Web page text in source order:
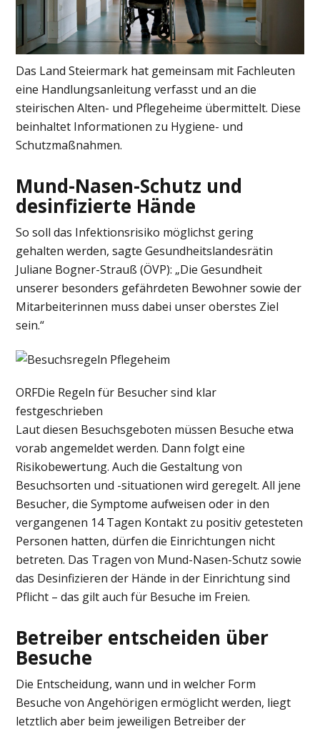
Das Land Steiermark hat gemeinsam mit Fachleuten
eine Handlungsanleitung verfasst und an die
steirischen Alten- und Pflegeheime übermittelt. Diese
beinhaltet Informationen zu Hygiene- und
Schutzmaßnahmen.
Mund-Nasen-Schutz und
desinfizierte Hände
So soll das Infektionsrisiko möglichst gering
gehalten werden, sagte Gesundheitslandesrätin
Juliane Bogner-Strauß (ÖVP): „Die Gesundheit
unserer besonders gefährdeten Bewohner sowie der
Mitarbeiterinnen muss dabei unser oberstes Ziel
sein.“
ORFDie Regeln für Besucher sind klar
festgeschrieben
Laut diesen Besuchsgeboten müssen Besuche etwa
vorab angemeldet werden. Dann folgt eine
Risikobewertung. Auch die Gestaltung von
Besuchsorten und -situationen wird geregelt. All jene
Besucher, die Symptome aufweisen oder in den
vergangenen 14 Tagen Kontakt zu positiv getesteten
Personen hatten, dürfen die Einrichtungen nicht
betreten. Das Tragen von Mund-Nasen-Schutz sowie
das Desinfizieren der Hände in der Einrichtung sind
Pflicht – das gilt auch für Besuche im Freien.
Betreiber entscheiden über
Besuche
Die Entscheidung, wann und in welcher Form
Besuche von Angehörigen ermöglicht werden, liegt
letztlich aber beim jeweiligen Betreiber der